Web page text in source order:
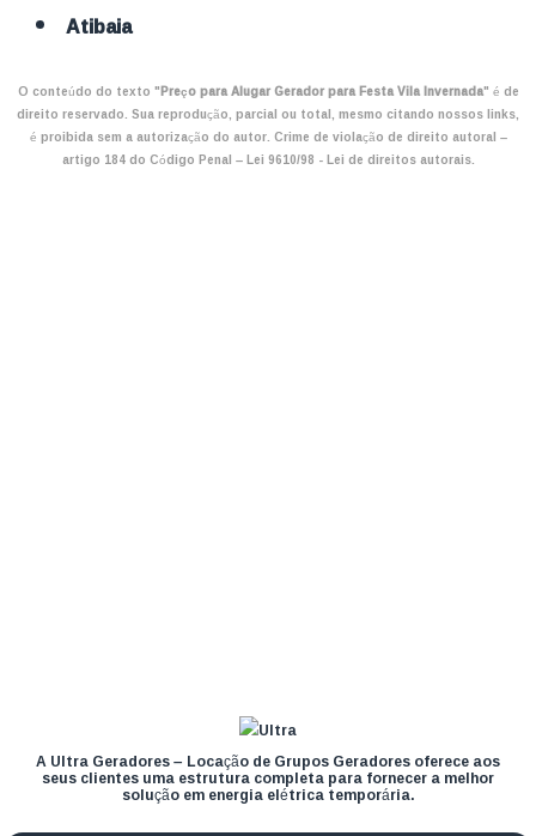
Atibaia
O conteúdo do texto "Preço para Alugar Gerador para Festa Vila Invernada" é de
direito reservado. Sua reprodução, parcial ou total, mesmo citando nossos links,
é proibida sem a autorização do autor. Crime de violação de direito autoral –
artigo 184 do Código Penal –Lei 9610/98 - Lei de direitos autorais.
A Ultra Geradores – Locação de Grupos Geradores oferece aos
seus clientes uma estrutura completa para fornecer a melhor
solução em energia elétrica temporária.